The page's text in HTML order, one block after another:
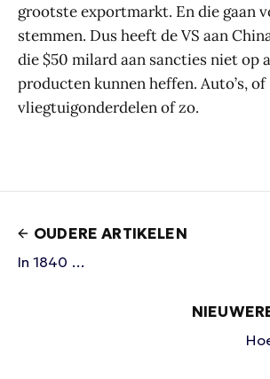
grootste exportmarkt. En die gaan
stemmen. Dus heeft de VS aan
die $50 milard aan sancties niet op
producten kunnen heffen. Auto’s, of
vliegtuigonderdelen of zo.
OUDERE ARTIKELEN
In 1840 …